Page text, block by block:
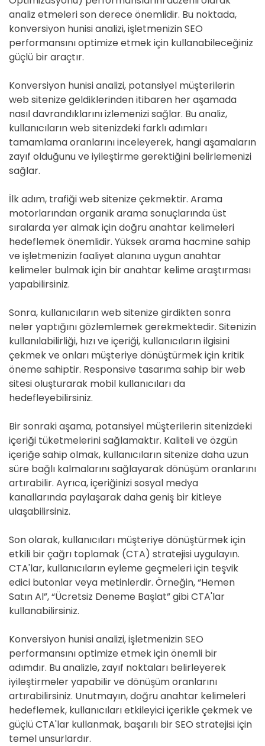
analiz etmeleri son derece önemlidir. Bu noktada,
konversiyon hunisi analizi, işletmenizin SEO
performansını optimize etmek için kullanabileceğiniz
güçlü bir araçtır.
Konversiyon hunisi analizi, potansiyel müşterilerin
web sitenize geldiklerinden itibaren her aşamada
nasıl davrandıklarını izlemenizi sağlar. Bu analiz,
kullanıcıların web sitenizdeki farklı adımları
tamamlama oranlarını inceleyerek, hangi aşamaların
zayıf olduğunu ve iyileştirme gerektiğini belirlemenizi
sağlar.
İlk adım, trafiği web sitenize çekmektir. Arama
motorlarından organik arama sonuçlarında üst
sıralarda yer almak için doğru anahtar kelimeleri
hedeflemek önemlidir. Yüksek arama hacmine sahip
ve işletmenizin faaliyet alanına uygun anahtar
kelimeler bulmak için bir anahtar kelime araştırması
yapabilirsiniz.
Sonra, kullanıcıların web sitenize girdikten sonra
neler yaptığını gözlemlemek gerekmektedir. Sitenizin
kullanılabilirliği, hızı ve içeriği, kullanıcıların ilgisini
çekmek ve onları müşteriye dönüştürmek için kritik
öneme sahiptir. Responsive tasarıma sahip bir web
sitesi oluşturarak mobil kullanıcıları da
hedefleyebilirsiniz.
Bir sonraki aşama, potansiyel müşterilerin sitenizdeki
içeriği tüketmelerini sağlamaktır. Kaliteli ve özgün
içeriğe sahip olmak, kullanıcıların sitenize daha uzun
süre bağlı kalmalarını sağlayarak dönüşüm oranlarını
artırabilir. Ayrıca, içeriğinizi sosyal medya
kanallarında paylaşarak daha geniş bir kitleye
ulaşabilirsiniz.
Son olarak, kullanıcıları müşteriye dönüştürmek için
etkili bir çağrı toplamak (CTA) stratejisi uygulayın.
CTA'lar, kullanıcıların eyleme geçmeleri için teşvik
edici butonlar veya metinlerdir. Örneğin, “Hemen
Satın Al”, “Ücretsiz Deneme Başlat” gibi CTA'lar
kullanabilirsiniz.
Konversiyon hunisi analizi, işletmenizin SEO
performansını optimize etmek için önemli bir
adımdır. Bu analizle, zayıf noktaları belirleyerek
iyileştirmeler yapabilir ve dönüşüm oranlarını
artırabilirsiniz. Unutmayın, doğru anahtar kelimeleri
hedeflemek, kullanıcıları etkileyici içerikle çekmek ve
güçlü CTA'lar kullanmak, başarılı bir SEO stratejisi için
temel unsurlardır.